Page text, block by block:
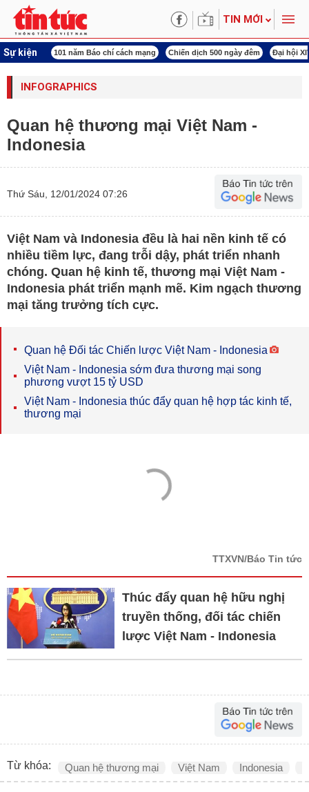
TIN MỚI
Sự kiện
tên Bác 101 năm Báo chí cách mạng Chiến dịch 500 ngày đêm Đại hội
INFOGRAPHICS
Quan hệ thương mại Việt Nam -
Indonesia
Thứ Sáu, 12/01/2024 07:26
Việt Nam và Indonesia đều là hai nền kinh tế có
nhiều tiềm lực, đang trỗi dậy, phát triển nhanh
chóng. Quan hệ kinh tế, thương mại Việt Nam -
Indonesia phát triển mạnh mẽ. Kim ngạch thương
mại tăng trưởng tích cực.
Quan hệ Đối tác Chiến lược Việt Nam - Indonesia
Việt Nam - Indonesia sớm đưa thương mại song
phương vượt 15 tỷ USD
Việt Nam - Indonesia thúc đẩy quan hệ hợp tác kinh tế,
thương mại
TTXVN/Báo Tin tức
Thúc đẩy quan hệ hữu nghị
truyền thống, đối tác chiến
lược Việt Nam - Indonesia
Từ khóa: Quan hệ thương mại Việt Nam Indonesia